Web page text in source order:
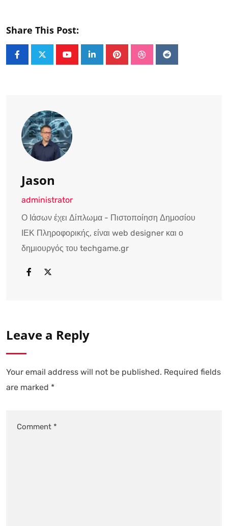
Share This Post:
YoutubeLinkedInPinterestStumbleUpon
Reddit
Jason
administrator
Ο Ιάσων έχει Δίπλωμα - Πιστοποίηση Δημοσίου
ΙΕΚ Πληροφορικής, είναι web designer και ο
δημιουργός του techgame.gr
Leave a Reply
Your email address will not be published. Required fields
are marked *